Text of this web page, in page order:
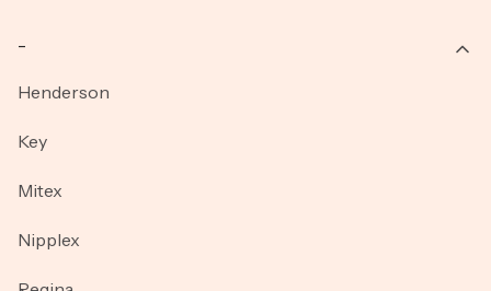
Henderson
Key
Mitex
Nipplex